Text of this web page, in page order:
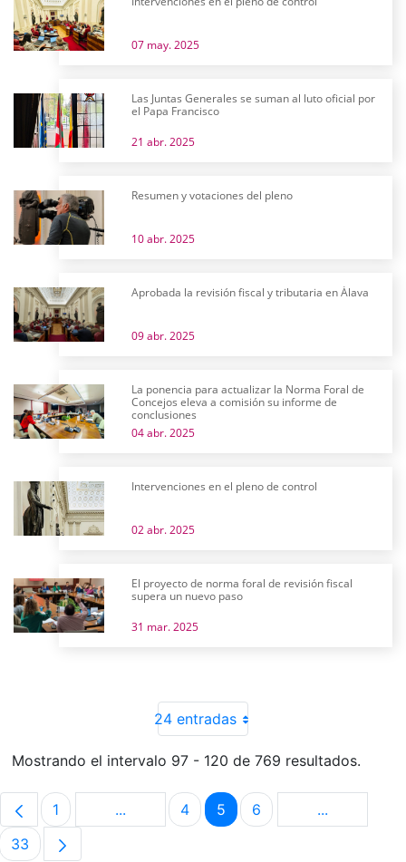
07 may. 2025
Las Juntas Generales se suman al luto oficial por
el Papa Francisco
21 abr. 2025
Resumen y votaciones del pleno
10 abr. 2025
Aprobada la revisión fiscal y tributaria en Álava
09 abr. 2025
La ponencia para actualizar la Norma Foral de
Concejos eleva a comisión su informe de
conclusiones
04 abr. 2025
Intervenciones en el pleno de control
02 abr. 2025
El proyecto de norma foral de revisión fiscal
supera un nuevo paso
31 mar. 2025
24 entradas
Mostrando el intervalo 97 - 120 de 769 resultados.
Página
1 ...Páginas intermedias Use TAB para
Página
4 Página
5 Página
6 ...Páginas
Página
33